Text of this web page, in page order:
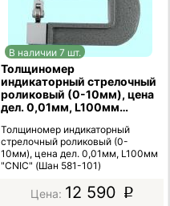
В наличии 7 шт.
Толщиномер
индикаторный стрелочный
роликовый (0-10мм), цена
дел. 0,01мм, L100мм
Толщиномер индикаторный
стрелочный роликовый (0-
10мм), цена дел. 0,01мм, L100мм
"CNIC" (Шан 581-101)
12 590 p